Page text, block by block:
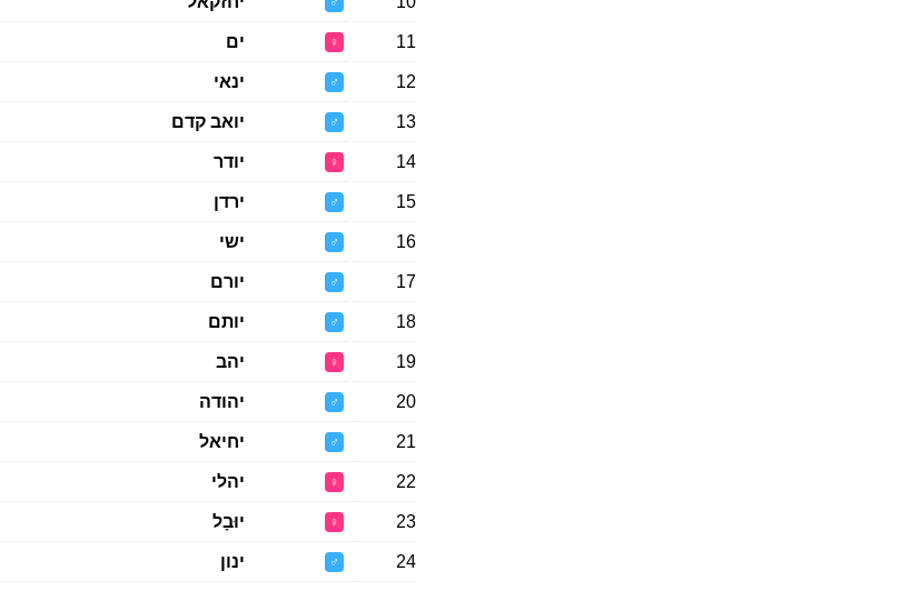
11
♀ ים
12
♂ ינאי
13
♂ יואב קדם
14
♀ יודר
15
♂ ירדן
16
♂ ישי
17
♂ יורם
18
♂ יותם
19
♀ יהב
20
♂ יהודה
21
♂ יחיאל
22
♀ יהלי
23
♀ יוּבָל
24
♂ ינון